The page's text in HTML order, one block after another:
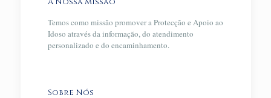
Temos como missão promover a Protecção e Apoio ao
Idoso através da informação, do atendimento
personalizado e do encaminhamento.
Sobre Nós